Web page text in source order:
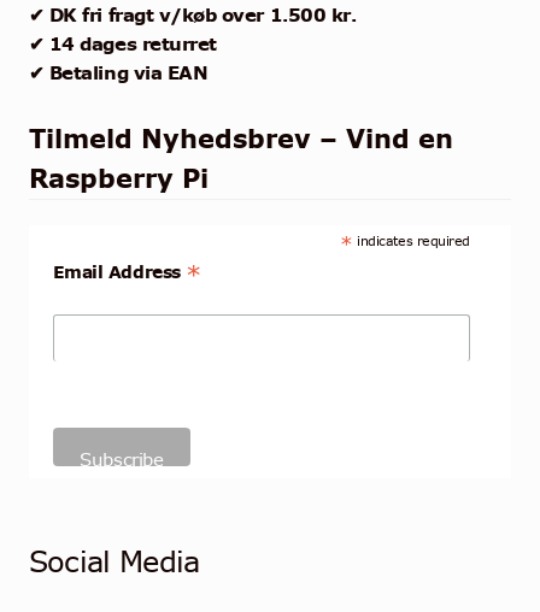
✔ DK fri fragt v/køb over 1.500 kr.
✔ 14 dages returret
✔ Betaling via EAN
Tilmeld Nyhedsbrev – Vind en
Raspberry Pi
* indicates required
Email Address *
Social Media